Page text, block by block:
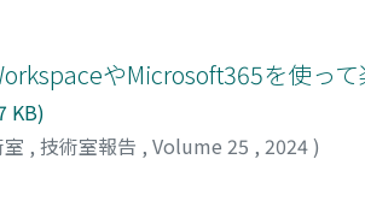
やMicrosoft365を使っ
KB)
, 技術室報告 , Volume 25 , 2024)